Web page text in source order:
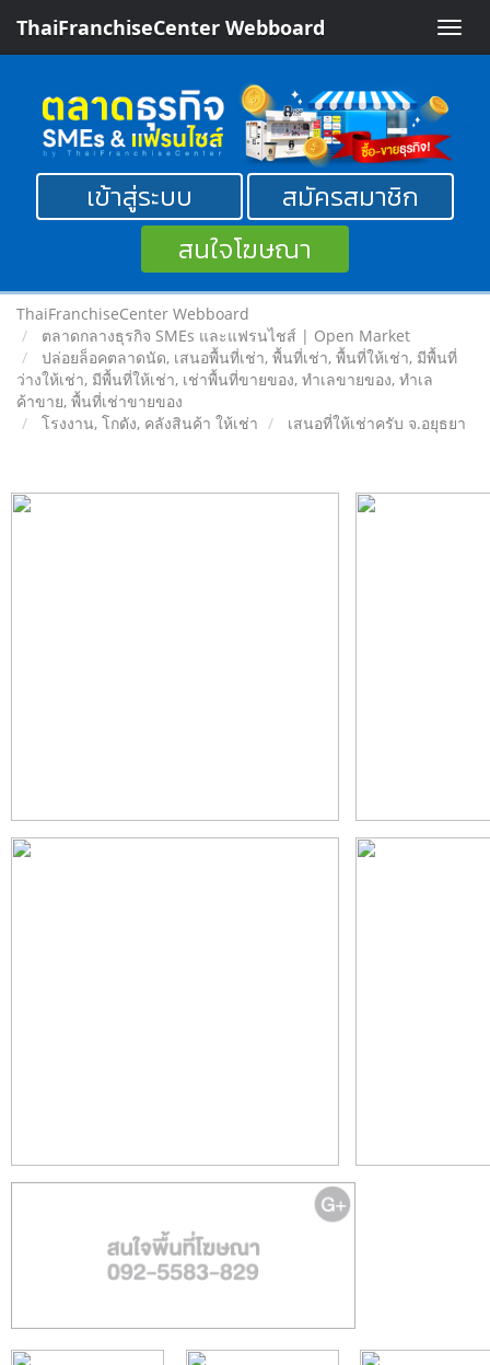
Toggle
ThaiFranchiseCenter Webboard
เข้าสู่ระบบ
สมัครสมาชิก
สนใจโฆษณา
ThaiFranchiseCenter Webboard
ตลาดกลางธุรกิจ SMEs และแฟรนไชส์ | Open Market
ปล่อยล็อคตลาดนัด, เสนอพื้นที่เช่า, พื้นที่เช่า, พื้นที่ให้เช่า, มีพื้นที่
ว่างให้เช่า, มีพื้นที่ให้เช่า, เช่าพื้นที่ขายของ, ทําเลขายของ, ทำเล
ค้าขาย, พื้นที่เช่าขายของ
โรงงาน, โกดัง, คลังสินค้า ให้เช่า
เสนอที่ให้เช่าครับ จ.อยุธยา